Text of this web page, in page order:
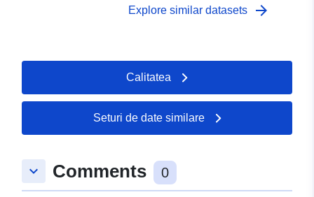
Explore similar datasets arrow_forward
Calitatea
Seturi de date similare
keyboard_arrow_down Comments 0